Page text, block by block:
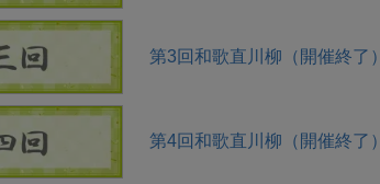
第3回和歌直川柳（開催終了）
第4回和歌直川柳（開催終了）